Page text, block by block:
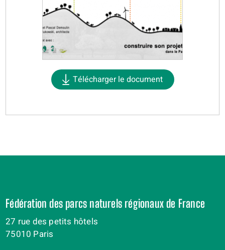
Télécharger le document
Fédération des parcs naturels régionaux de France
27 rue des petits hôtels
75010 Paris